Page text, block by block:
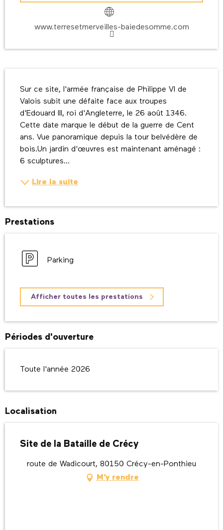
www.terresetmerveilles-baiedesomme.com
Sur ce site, l'armée française de Philippe VI de
Valois subit une défaite face aux troupes
d'Edouard III, roi d'Angleterre, le 26 août 1346.
Cette date marque le début de la guerre de Cent
ans. Vue panoramique depuis la tour belvédère de
bois.Un jardin d'œuvres est maintenant aménagé :
6 sculptures...
Lire la suite
Prestations
Parking
Afficher toutes les prestations
Périodes d'ouverture
Toute l'année 2026
Localisation
Site de la Bataille de Crécy
route de Wadicourt, 80150 Crécy-en-Ponthieu
M'y rendre